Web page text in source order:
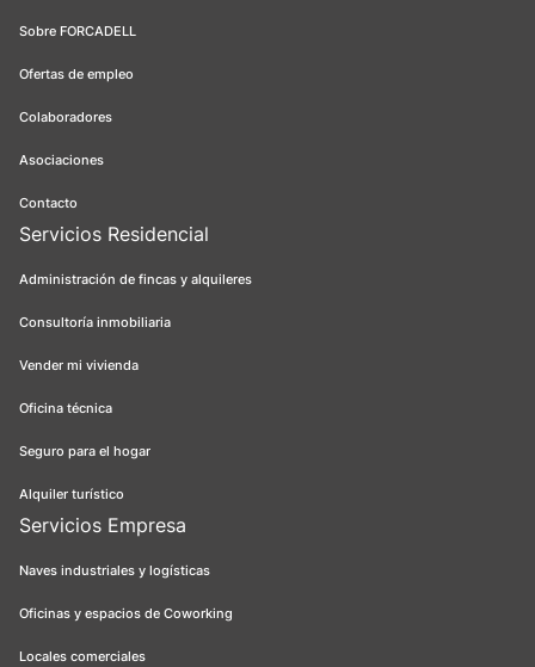
Sobre FORCADELL
Ofertas de empleo
Colaboradores
Asociaciones
Contacto
Servicios Residencial
Administración de fincas y alquileres
Consultoría inmobiliaria
Vender mi vivienda
Oficina técnica
Seguro para el hogar
Alquiler turístico
Servicios Empresa
Naves industriales y logísticas
Oficinas y espacios de Coworking
Locales comerciales